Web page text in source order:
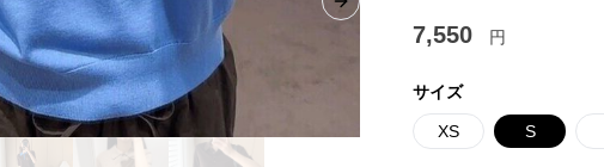
Next slide
7,550 円
サイズ
XS S